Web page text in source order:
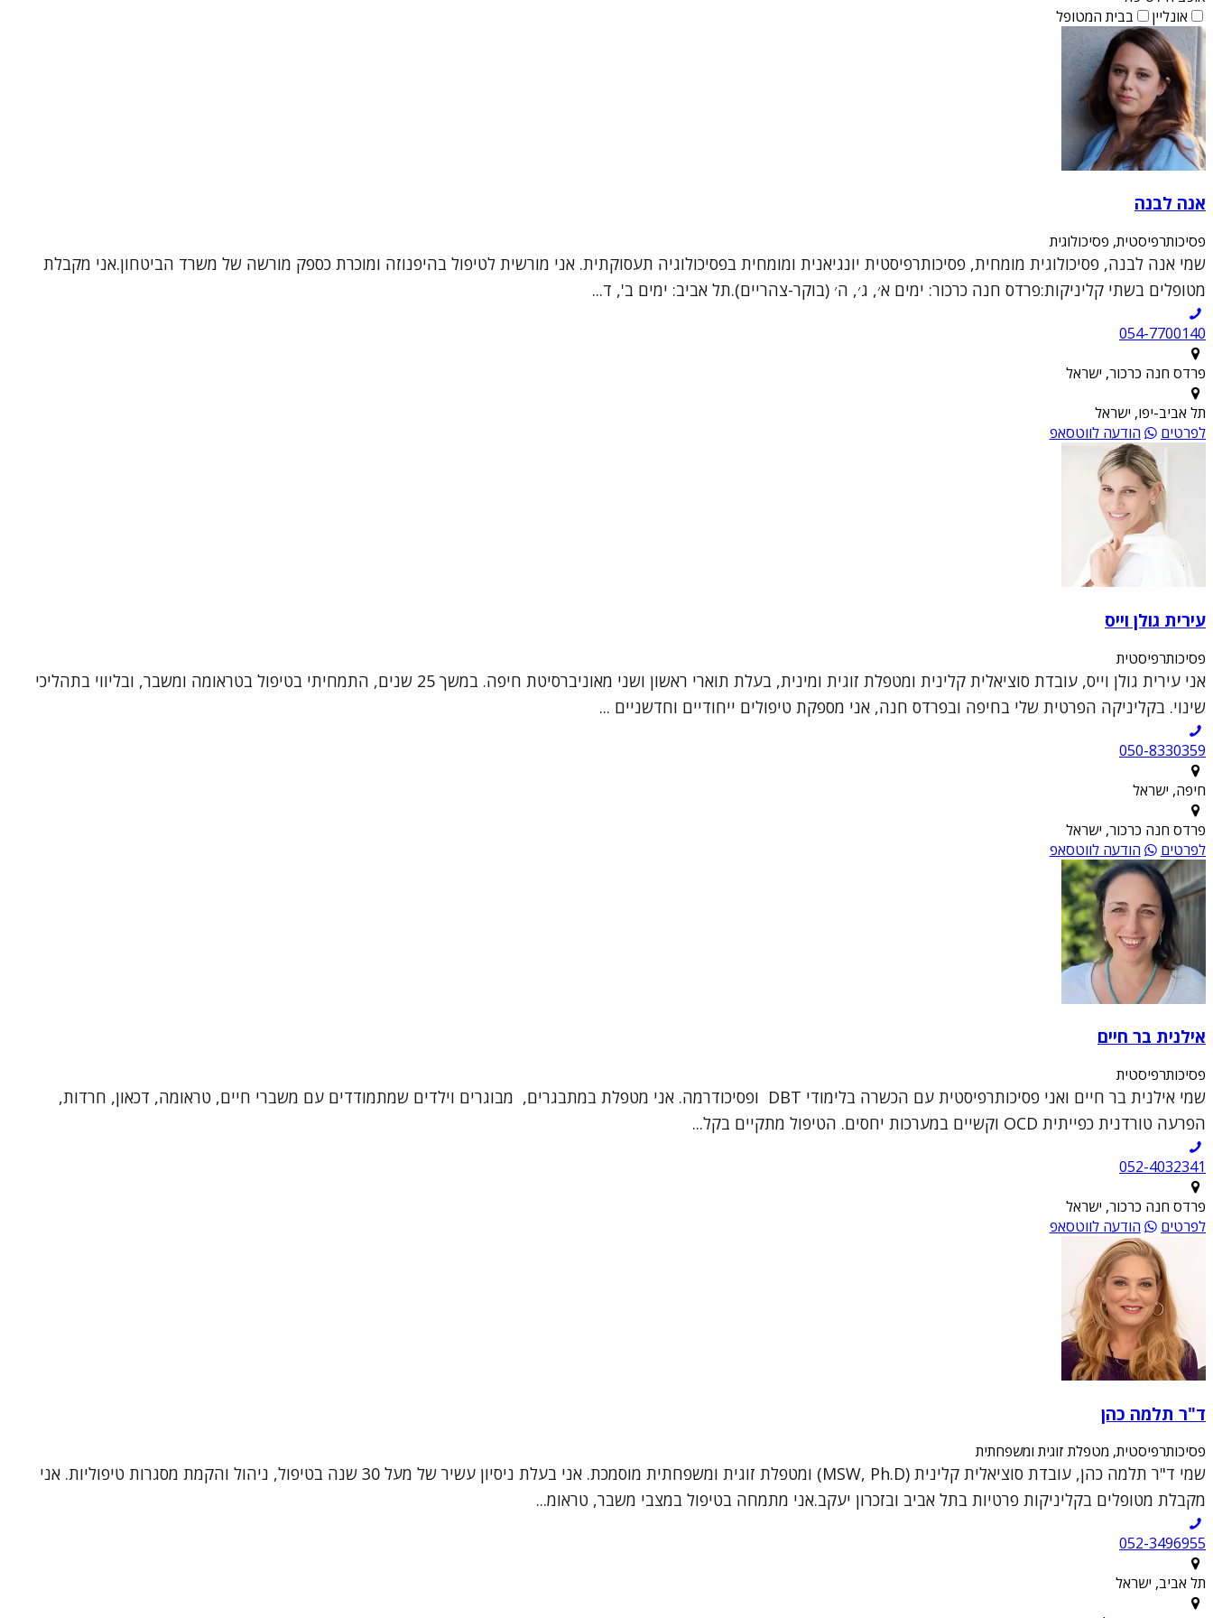
אונליין
בבית המטופל
אנה לבנה
פסיכותרפיסטית, פסיכולוגית
שמי אנה לבנה, פסיכולוגית מומחית, פסיכותרפיסטית יונגיאנית ומומחית בפסיכולוגיה תעסוקתית. אני מורשית לטיפול בהיפנוזה ומוכרת כספק מורשה של משרד הביטחון.אני מקבלת
מטופלים בשתי קליניקות:פרדס חנה כרכור: ימים א׳, ג׳, ה׳ (בוקר-צהריים).תל אביב: ימים ב', ד...
054-7700140
פרדס חנה כרכור, ישראל
תל אביב-יפו, ישראל
לפרטים
הודעה לווטסאפ
עירית גולן וייס
פסיכותרפיסטית
אני עירית גולן וייס, עובדת סוציאלית קלינית ומטפלת זוגית ומינית, בעלת תוארי ראשון ושני מאוניברסיטת חיפה. במשך 25 שנים, התמחיתי בטיפול בטראומה ומשבר, ובליווי בתהליכי
שינוי. בקליניקה הפרטית שלי בחיפה ובפרדס חנה, אני מספקת טיפולים ייחודיים וחדשניים ...
050-8330359
חיפה, ישראל
פרדס חנה כרכור, ישראל
לפרטים
הודעה לווטסאפ
אילנית בר חיים
פסיכותרפיסטית
שמי אילנית בר חיים ואני פסיכותרפיסטית עם הכשרה בלימודי DBT ופסיכודרמה. אני מטפלת במתבגרים, מבוגרים וילדים שמתמודדים עם משברי חיים, טראומה, דכאון, חרדות,
הפרעה טורדנית כפייתית OCD וקשיים במערכות יחסים. הטיפול מתקיים בקל...
052-4032341
פרדס חנה כרכור, ישראל
לפרטים
הודעה לווטסאפ
ד"ר תלמה כהן
פסיכותרפיסטית, מטפלת זוגית ומשפחתית
שמי ד"ר תלמה כהן, עובדת סוציאלית קלינית (MSW, Ph.D) ומטפלת זוגית ומשפחתית מוסמכת. אני בעלת ניסיון עשיר של מעל 30 שנה בטיפול, ניהול והקמת מסגרות טיפוליות. אני
מקבלת מטופלים בקליניקות פרטיות בתל אביב ובזכרון יעקב.אני מתמחה בטיפול במצבי משבר, טראומ...
052-3496955
תל אביב, ישראל